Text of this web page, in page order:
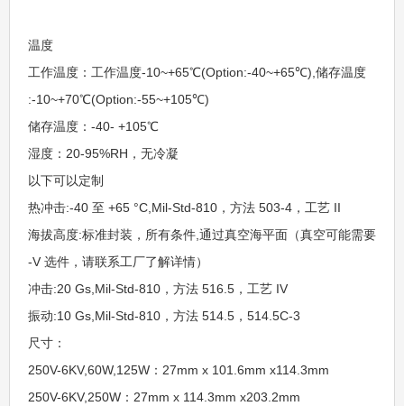
温度
工作温度：工作温度-10~+65℃(Option:-40~+65℃),储存温度
:-10~+70℃(Option:-55~+105℃)
储存温度：-40- +105℃
湿度：20-95%RH，无冷凝
以下可以定制
热冲击:-40 至 +65 °C,Mil-Std-810，方法 503-4，工艺 II
海拔高度:标准封装，所有条件,通过真空海平面（真空可能需要
-V 选件，请联系工厂了解详情）
冲击:20 Gs,Mil-Std-810，方法 516.5，工艺 IV
振动:10 Gs,Mil-Std-810，方法 514.5，514.5C-3
尺寸：
250V-6KV,60W,125W：27mm x 101.6mm x114.3mm
250V-6KV,250W：27mm x 114.3mm x203.2mm